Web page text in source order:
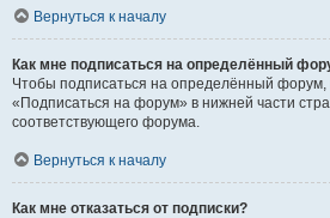
Вернуться к началу
Как мне подписаться на определённый
Чтобы подписаться на определённый форум,
«Подписаться на форум» в нижней части
соответствующего форума.
Вернуться к началу
Как мне отказаться от подписки?